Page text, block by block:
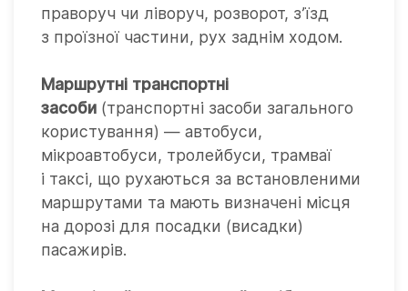
праворуч чи ліворуч, розворот, з’їзд
з проїзної частини, рух заднім ходом.
Маршрутні транспортні
засоби (транспортні засоби загального
користування) — автобуси,
мікроавтобуси, тролейбуси, трамваї
і таксі, що рухаються за встановленими
маршрутами та мають визначені місця
на дорозі для посадки (висадки)
пасажирів.